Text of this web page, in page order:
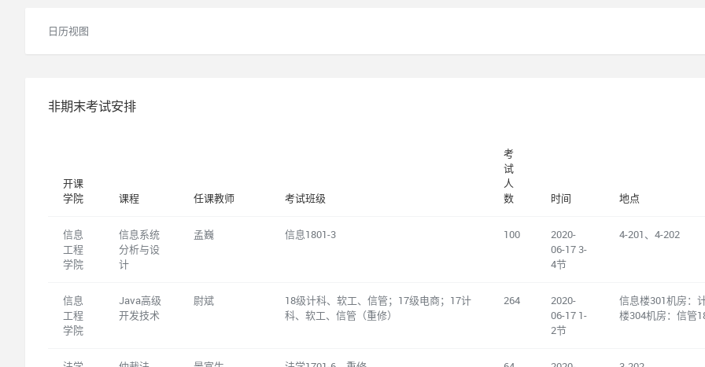
日历视图
非期末考试安排
开课
学院
课程 任课教师 考试班级
考
试
人
数
时间 地点
信息
工程
学院
信息系统
分析与设
计
孟巍 信息1801-3 100
2020-
06-17 3-
4节
4-201、4-202
信息
工程
学院
Java高级
开发技术
尉斌
18级计科、软工、信管；17级电商；17计
科、软工、信管（重修）
264
2020-
06-17 1-
2节
信息楼301机房：
楼304机房：信管